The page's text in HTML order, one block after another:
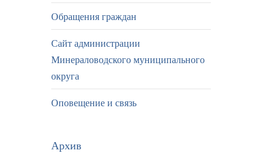
Обращения граждан
Сайт администрации
Минераловодского муниципального
округа
Оповещение и связь
Архив